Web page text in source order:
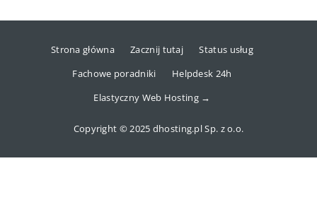
Strona główna Zacznij tutaj
Status usług
Fachowe poradniki
Helpdesk 24h
Elastyczny Web Hosting →
Copyright © 2025 dhosting.pl Sp. z o.o.